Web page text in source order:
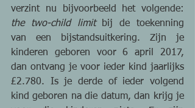
the two-child limit bij de toekenning
van een bijstandsuitkering. Zijn je
kinderen geboren voor 6 april 2017,
dan ontvang je voor ieder kind jaarlijks
£2.780. Is je derde of ieder volgend
kind geboren na die datum, dan krijg je